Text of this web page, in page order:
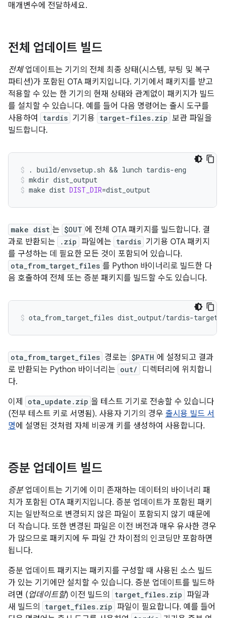
매개변수에 전달하세요.
전체 업데이트 빌드
전체업데이트는 기기의 전체 최종 상태(시스템, 부팅 및 복구
파티션)가 포함된 OTA 패키지입니다. 기기에서 패키지를 받고
적용할 수 있는 한 기기의 현재 상태와 관계없이 패키지가 빌드
를 설치할 수 있습니다. 예를 들어 다음 명령어는 출시 도구를
사용하여
tardis 기기용 target-files.zip 보관 파일을
빌드합니다.
. build/envsetup.sh && lunch tardis-eng
mkdir dist_output
make dist DIST_DIR=dist_output
make dist 는 $OUT 에 전체 OTA 패키지를 빌드합니다. 결
과로 반환되는
.zip 파일에는 tardis 기기용 OTA 패키지
를 구성하는 데 필요한 모든 것이 포함되어 있습니다.
ota_from_target_files 를 Python 바이너리로 빌드한 다
음 호출하여 전체 또는 증분 패키지를 빌드할 수도 있습니다.
ota_from_target_files dist_output/tardis-
ota_from_target_files 경로는 $PATH 에 설정되고 결과
로 반환되는 Python 바이너리는 out/
디렉터리에 위치합니
다.
이제
ota_update.zip 을 테스트 기기로 전송할 수 있습니다
(전부 테스트 키로 서명됨). 사용자 기기의 경우 출시용 빌드 서
명에 설명된 것처럼 자체 비공개 키를 생성하여 사용합니다.
증분 업데이트 빌드
증분업데이트는 기기에 이미 존재하는 데이터의 바이너리 패
치가 포함된 OTA 패키지입니다. 증분 업데이트가 포함된 패키
지는 일반적으로 변경되지 않은 파일이 포함되지 않기 때문에
더 작습니다. 또한 변경된 파일은 이전 버전과 매우 유사한 경우
가 많으므로 패키지에 두 파일 간 차이점의 인코딩만 포함하면
됩니다.
증분 업데이트 패키지는 패키지를 구성할 때 사용된 소스 빌드
가 있는 기기에만 설치할 수 있습니다. 증분 업데이트를 빌드하
려면 ( 업데이트할) 이전 빌드의 target_files.zip 파일과
새 빌드의
target_files.zip 파일이 필요합니다. 예를 들어